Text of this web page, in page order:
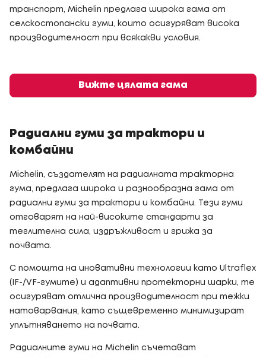
транспорт, Michelin предлага широка гама от
селскостопански гуми, които осигуряват висока
производителност при всякакви условия.
Вижте цялата гама
Радиални гуми за трактори и
комбайни
Michelin, създателят на радиалната тракторна
гума, предлага широка и разнообразна гама от
радиални гуми за трактори и комбайни. Тези гуми
отговарят на най-високите стандарти за
теглителна сила, издръжливост и грижа за
почвата.
С помощта на иновативни технологии като Ultraflex
(IF-/VF-гумите) и адаптивни протекторни шарки, те
осигуряват отлична производителност при тежки
натоварвания, като същевременно минимизират
уплътняването на почвата.
Радиалните гуми на Michelin съчетават